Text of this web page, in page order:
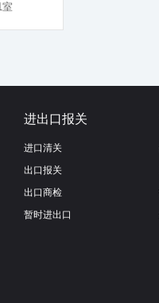
进出口报关
进口清关
出口报关
出口商检
暂时进出口